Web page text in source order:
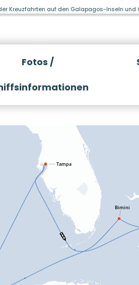
Kreuzfahrten auf den Galapagos-Inseln
Fotos /